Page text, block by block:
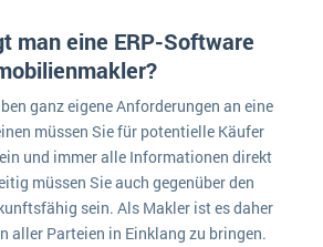
man eine ERP-Software
ganz eigene Anforderungen an eine
müssen Sie für potentielle Käufer
und immer alle Informationen direkt
müssen Sie auch gegenüber den
sein. Als Makler ist es daher
aller Parteien in Einklang zu bringen.